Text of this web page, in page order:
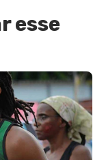
esse